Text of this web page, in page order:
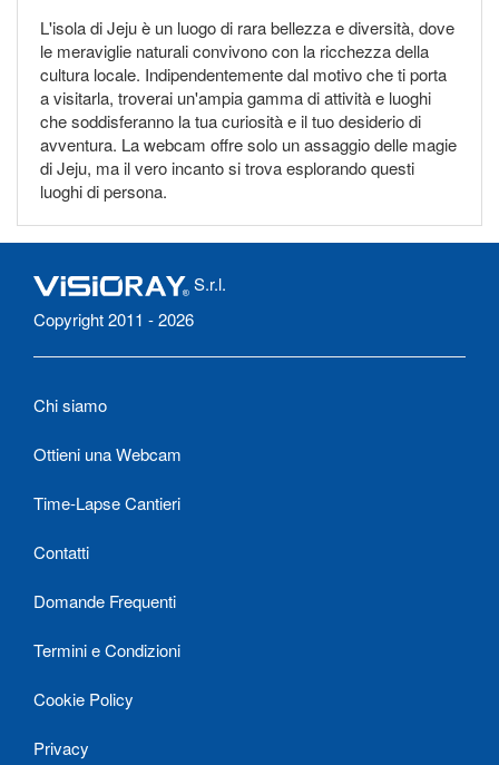
L'isola di Jeju è un luogo di rara bellezza e diversità, dove
le meraviglie naturali convivono con la ricchezza della
cultura locale. Indipendentemente dal motivo che ti porta
a visitarla, troverai un'ampia gamma di attività e luoghi
che soddisferanno la tua curiosità e il tuo desiderio di
avventura. La webcam offre solo un assaggio delle magie
di Jeju, ma il vero incanto si trova esplorando questi
luoghi di persona.
S.r.l.
Copyright 2011 - 2026
Chi siamo
Ottieni una Webcam
Time-Lapse Cantieri
Contatti
Domande Frequenti
Termini e Condizioni
Cookie Policy
Privacy